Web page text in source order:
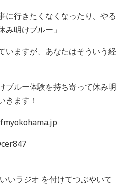
に行きたくなくなったり、やる
み明けブルー」
いますが、あなたはそういう経
ブルー体験を持ち寄って休み明
きます！
いラジオ を付けてつぶやいて